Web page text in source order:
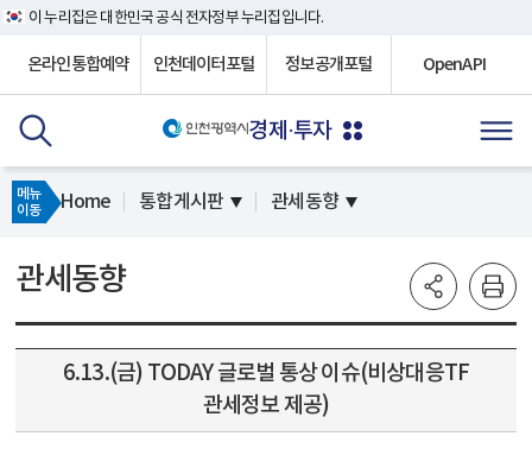
이 누리집은 대한민국 공식 전자정부 누리집입니다.
온라인통합예약 인천데이터포털 정보공개포털 OpenAPI
경제·투자
메뉴
이동
Home 통합게시판 관세동향
관세동향
6.13.(금) TODAY 글로벌 통상 이슈(비상대응TF
관세정보 제공)